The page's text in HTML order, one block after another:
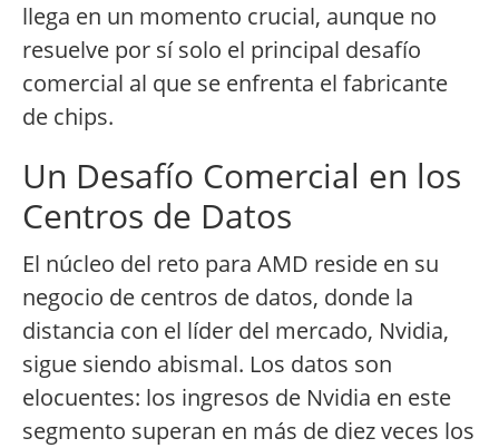
llega en un momento crucial, aunque no
resuelve por sí solo el principal desafío
comercial al que se enfrenta el fabricante
de chips.
Un Desafío Comercial en los
Centros de Datos
El núcleo del reto para AMD reside en su
negocio de centros de datos, donde la
distancia con el líder del mercado, Nvidia,
sigue siendo abismal. Los datos son
elocuentes: los ingresos de Nvidia en este
segmento superan en más de diez veces los